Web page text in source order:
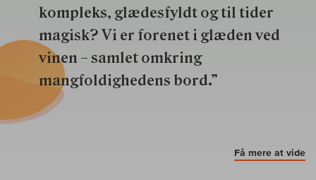
kompleks, glædesfyldt og til tider
magisk? Vi er forenet i glæden ved
vinen – samlet omkring
mangfoldighedens bord.”
Få mere at vide